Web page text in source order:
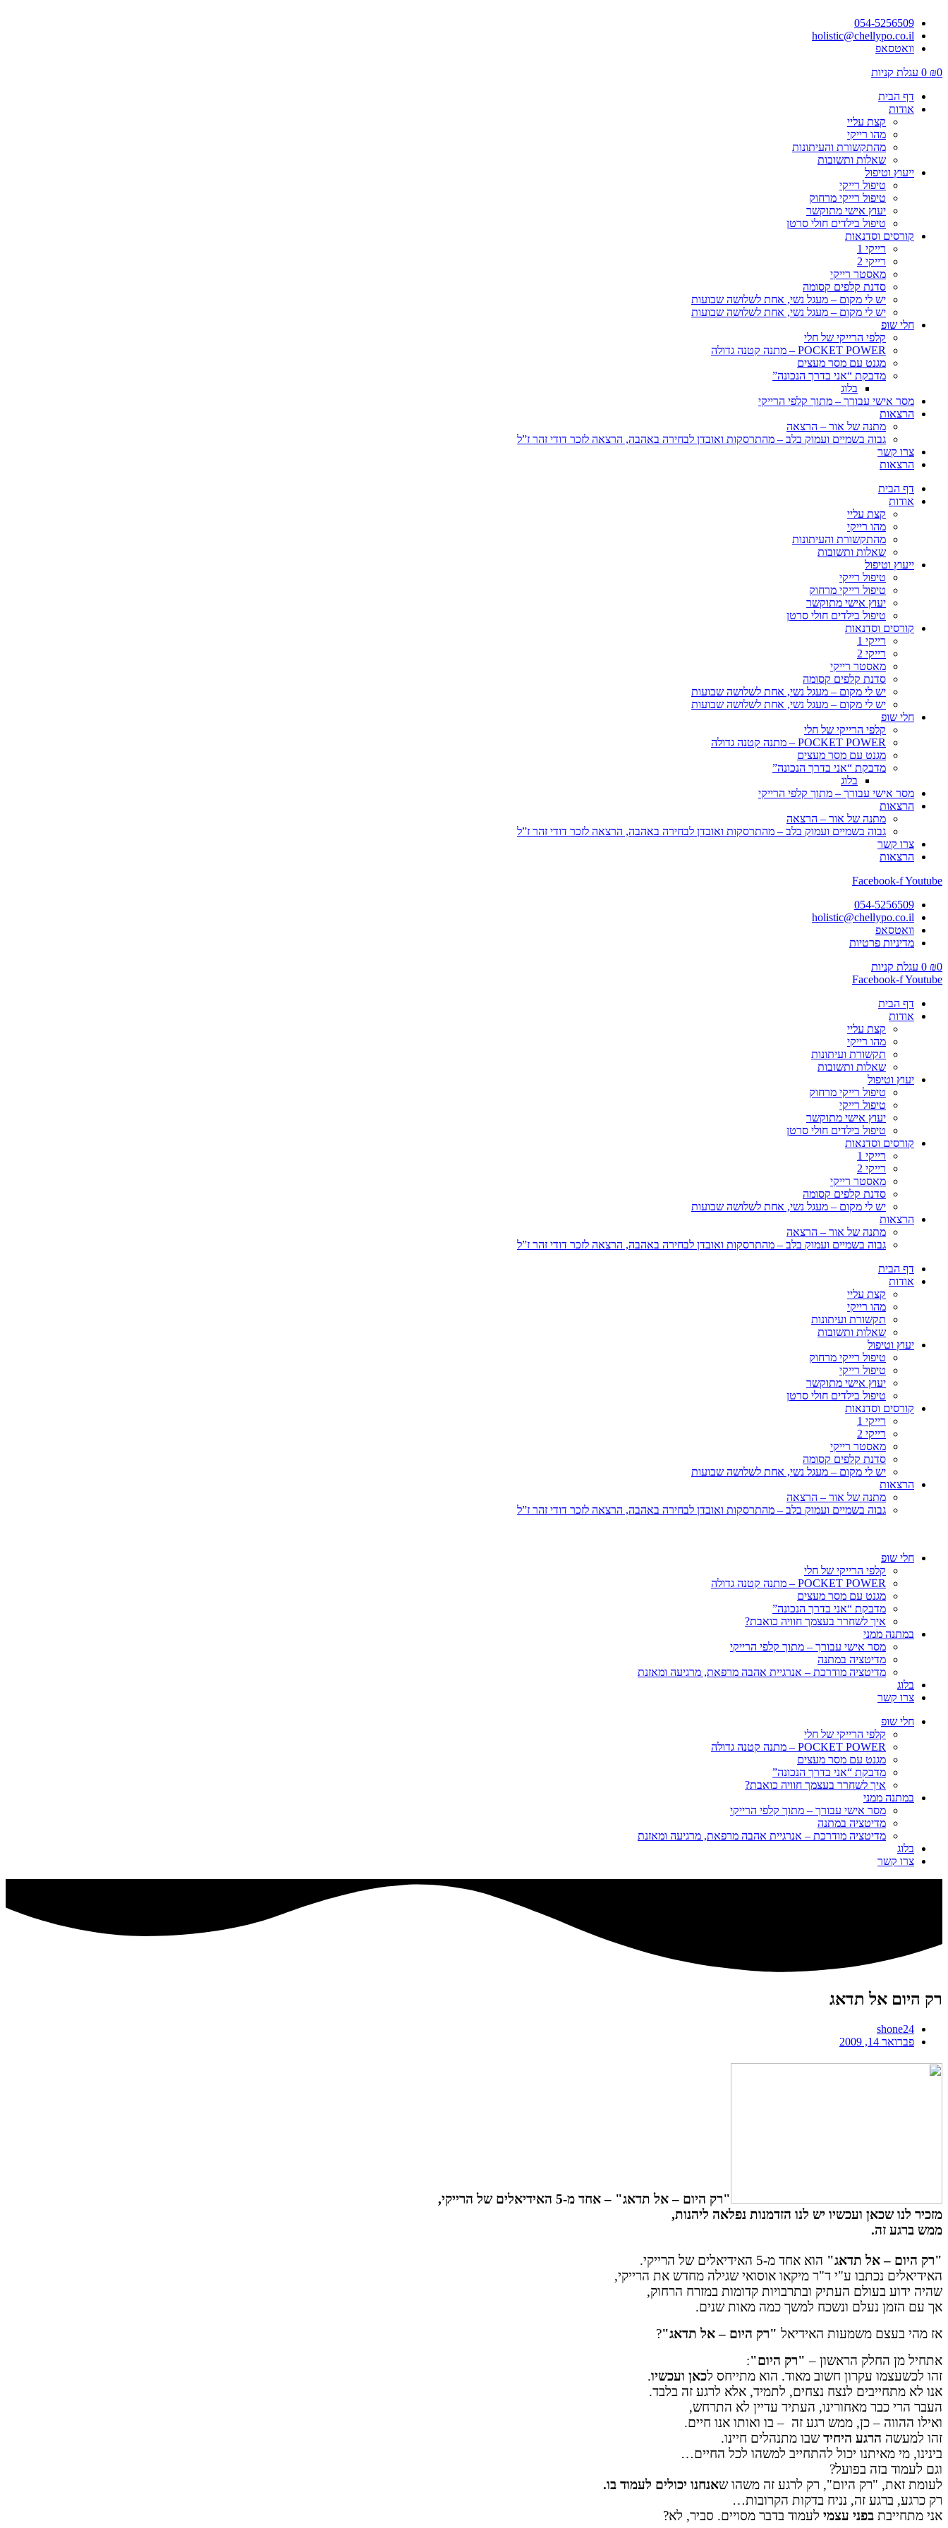
054-5256509
holistic@chellypo.co.il
וואטסאפ
₪0
0 עגלת קניות
דף הבית
אודות
קצת עליי
מהו רייקי
מהתקשורת והעיתונות
שאלות ותשובות
ייעוץ וטיפול
טיפול רייקי
טיפול רייקי מרחוק
יעוץ אישי מתוקשר
טיפול בילדים חולי סרטן
קורסים וסדנאות
רייקי 1
רייקי 2
מאסטר רייקי
סדנת קלפים קסומה
יש לי מקום – מעגל נשי, אחת לשלושה שבועות
יש לי מקום – מעגל נשי, אחת לשלושה שבועות
חלי שופ
קלפי הרייקי של חלי
POCKET POWER – מתנה קטנה גדולה
מגנט עם מסר מעצים
מדבקת “אני בדרך הנכונה”
בלוג
מסר אישי עבורך – מתוך קלפי הרייקי
הרצאות
מתנה של אור – הרצאה
גבוה בשמיים ועמוק בלב – מהתרסקות ואובדן לבחירה באהבה, הרצאה לזכר דודי זהר ז”ל
צרו קשר
הרצאות
דף הבית
אודות
קצת עליי
מהו רייקי
מהתקשורת והעיתונות
שאלות ותשובות
ייעוץ וטיפול
טיפול רייקי
טיפול רייקי מרחוק
יעוץ אישי מתוקשר
טיפול בילדים חולי סרטן
קורסים וסדנאות
רייקי 1
רייקי 2
מאסטר רייקי
סדנת קלפים קסומה
יש לי מקום – מעגל נשי, אחת לשלושה שבועות
יש לי מקום – מעגל נשי, אחת לשלושה שבועות
חלי שופ
קלפי הרייקי של חלי
POCKET POWER – מתנה קטנה גדולה
מגנט עם מסר מעצים
מדבקת “אני בדרך הנכונה”
בלוג
מסר אישי עבורך – מתוך קלפי הרייקי
הרצאות
מתנה של אור – הרצאה
גבוה בשמיים ועמוק בלב – מהתרסקות ואובדן לבחירה באהבה, הרצאה לזכר דודי זהר ז”ל
צרו קשר
הרצאות
Facebook-fYoutube
054-5256509
holistic@chellypo.co.il
וואטסאפ
מדיניות פרטיות
₪0
0 עגלת קניות
Facebook-fYoutube
דף הבית
אודות
קצת עליי
מהו רייקי
תקשורת ועיתונות
שאלות ותשובות
יעוץ וטיפול
טיפול רייקי מרחוק
טיפול רייקי
יעוץ אישי מתוקשר
טיפול בילדים חולי סרטן
קורסים וסדנאות
רייקי 1
רייקי 2
מאסטר רייקי
סדנת קלפים קסומה
יש לי מקום – מעגל נשי, אחת לשלושה שבועות
הרצאות
מתנה של אור – הרצאה
גבוה בשמיים ועמוק בלב – מהתרסקות ואובדן לבחירה באהבה, הרצאה לזכר דודי זהר ז”ל
דף הבית
אודות
קצת עליי
מהו רייקי
תקשורת ועיתונות
שאלות ותשובות
יעוץ וטיפול
טיפול רייקי מרחוק
טיפול רייקי
יעוץ אישי מתוקשר
טיפול בילדים חולי סרטן
קורסים וסדנאות
רייקי 1
רייקי 2
מאסטר רייקי
סדנת קלפים קסומה
יש לי מקום – מעגל נשי, אחת לשלושה שבועות
הרצאות
מתנה של אור – הרצאה
גבוה בשמיים ועמוק בלב – מהתרסקות ואובדן לבחירה באהבה, הרצאה לזכר דודי זהר ז”ל
חלי שופ
קלפי הרייקי של חלי
POCKET POWER – מתנה קטנה גדולה
מגנט עם מסר מעצים
מדבקת “אני בדרך הנכונה”
איך לשחרר בעצמך חוויה כואבת?
במתנה ממני
מסר אישי עבורך – מתוך קלפי הרייקי
מדיטציה במתנה
מדיטציה מודרכת – אנרגיית אהבה מרפאת, מרגיעה ומאזנת
בלוג
צרו קשר
חלי שופ
קלפי הרייקי של חלי
POCKET POWER – מתנה קטנה גדולה
מגנט עם מסר מעצים
מדבקת “אני בדרך הנכונה”
איך לשחרר בעצמך חוויה כואבת?
במתנה ממני
מסר אישי עבורך – מתוך קלפי הרייקי
מדיטציה במתנה
מדיטציה מודרכת – אנרגיית אהבה מרפאת, מרגיעה ומאזנת
בלוג
צרו קשר
רק היום אל תדאג
shone24
פברואר 14, 2009
"רק היום – אל תדאג" – אחד מ-5 האידיאלים של הרייקי,
מזכיר לנו שכאן ועכשיו יש לנו הזדמנות נפלאה ליהנות,
ממש ברגע זה.
"רק היום – אל תדאג" הוא אחד מ-5 האידיאלים של הרייקי.
האידיאלים נכתבו ע"י ד"ר מיקאו אוסואי שגילה מחדש את הרייקי,
שהיה ידוע בעולם העתיק ובתרבויות קדומות במזרח הרחוק,
אך עם הזמן נעלם ונשכח למשך כמה מאות שנים.
אז מהי בעצם משמעות האידיאל "רק היום – אל תדאג"?
אתחיל מן החלק הראשון – "רק היום":
זהו לכשעצמו עקרון חשוב מאוד. הוא מתייחס לכאן ועכשיו.
אנו לא מתחייבים לנצח נצחים, לתמיד, אלא לרגע זה בלבד.
העבר הרי כבר מאחורינו, העתיד עדיין לא התרחש,
ואילו ההווה – כן, ממש רגע זה – בו ואותו אנו חיים.
זהו למעשה הרגע היחידשבו מתנהלים חיינו.
בינינו, מי מאיתנו יכול להתחייב למשהו לכל החיים…
וגם לעמוד בזה בפועל?
לעומת זאת, "רק היום", רק לרגע זה משהו שאנחנו יכולים לעמוד בו.
רק כרגע, ברגע זה, נניח בדקות הקרובות…
אני מתחייבת בפני עצמי לעמוד בדבר מסויים. סביר, לא?